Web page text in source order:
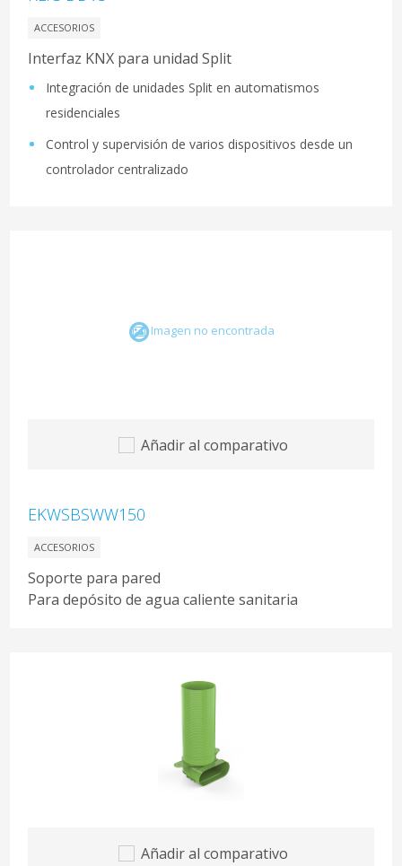
ACCESORIOS
Interfaz KNX para unidad Split
Integración de unidades Split en automatismos
residenciales
Control y supervisión de varios dispositivos desde un
controlador centralizado
Imagen no encontrada
Añadir al comparativo
EKWSBSWW150
ACCESORIOS
Soporte para pared
Para depósito de agua caliente sanitaria
Añadir al comparativo